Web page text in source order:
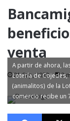
venta
21 Sep, 2022 2
A partir de ahora,
Lotería de Cojedes,
(animalitos) de la
comercio recibe un
Facebook